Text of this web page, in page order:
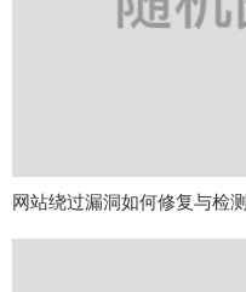
网站绕过漏洞如何修复与检测